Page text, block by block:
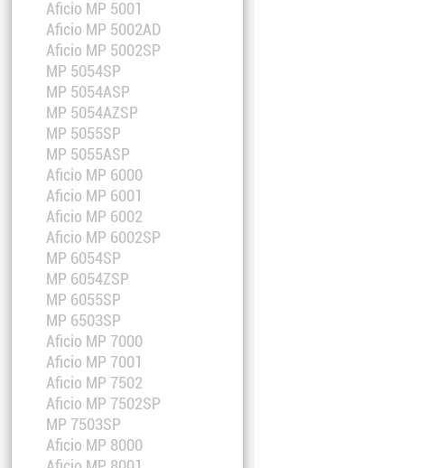
Aficio MP 5001
Aficio MP 5002AD
Aficio MP 5002SP
MP 5054SP
MP 5054ASP
MP 5054AZSP
MP 5055SP
MP 5055ASP
Aficio MP 6000
Aficio MP 6001
Aficio MP 6002
Aficio MP 6002SP
MP 6054SP
MP 6054ZSP
MP 6055SP
MP 6503SP
Aficio MP 7000
Aficio MP 7001
Aficio MP 7502
Aficio MP 7502SP
MP 7503SP
Aficio MP 8000